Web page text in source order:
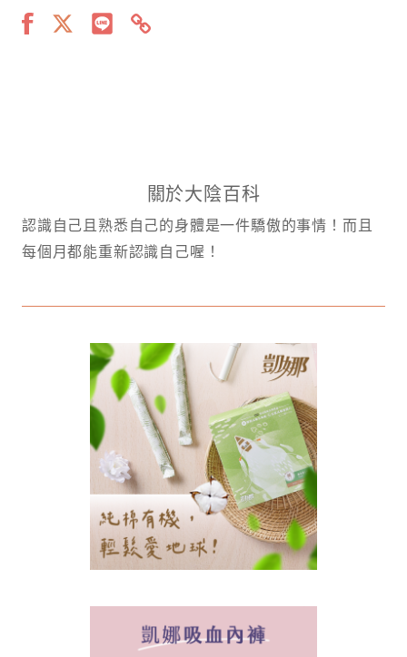
關於大陰百科
認識自己且熟悉自己的身體是一件驕傲的事情！而且
每個月都能重新認識自己喔！